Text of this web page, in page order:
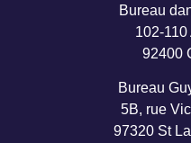
Bureau
102-110
92400
Bureau
5B, rue
97320 St